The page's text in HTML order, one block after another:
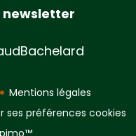
newsletter
Mentions légales
ses préférences cookies